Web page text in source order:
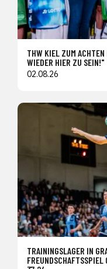
THW KIEL ZUM
WIEDER HIER ZU SEIN!"
02.08.26
TRAININGSLAGER IN